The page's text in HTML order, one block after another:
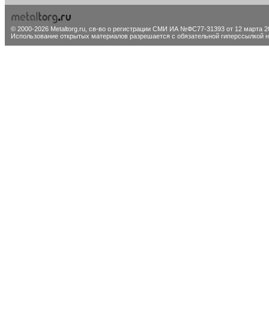
© 2000-2026 Metaltorg.ru, св-во о регистрации СМИ ИА №ФС77-31393 от 12 марта
Использование открытых материалов разрешается с обязательной гиперссылкой